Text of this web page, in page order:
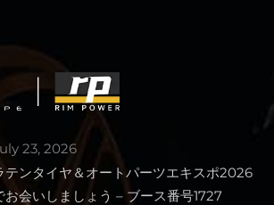
23, 2026
テンタイヤ＆オートパーツエキスポ2026
お会いしましょう – ブース番号1727